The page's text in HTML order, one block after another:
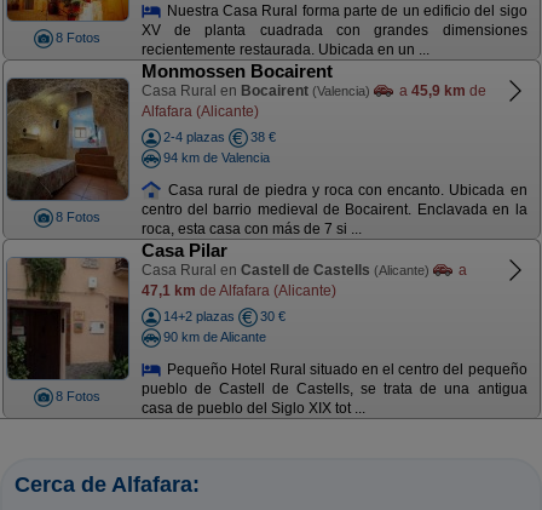
8 Fotos
Nuestra Casa Rural forma parte de un edificio del sigo
XV de planta cuadrada con grandes dimensiones
recientemente restaurada. Ubicada en un ...
8 Fotos
Monmossen Bocairent
Casa Rural en Bocairent (Valencia) a 45,9 km de
Alfafara (Alicante)
2-4 plazas
38 €
94 km de Valencia
Casa rural de piedra y roca con encanto. Ubicada en
centro del barrio medieval de Bocairent. Enclavada en la
roca, esta casa con más de 7 si ...
8 Fotos
Casa Pilar
Casa Rural en Castell de Castells (Alicante)
a
47,1 km de Alfafara (Alicante)
14+2 plazas
30 €
90 km de Alicante
Pequeño Hotel Rural situado en el centro del pequeño
pueblo de Castell de Castells, se trata de una antigua
casa de pueblo del Siglo XIX tot ...
Cerca de Alfafara: